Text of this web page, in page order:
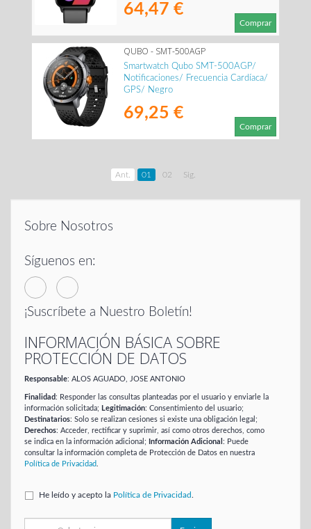
64,47 €
Comprar
QUBO - SMT-500AGP
Smartwatch Qubo SMT-500AGP/
Notificaciones/ Frecuencia Cardíaca/
GPS/ Negro
69,25 €
Comprar
Ant. 01 02 Sig.
Sobre Nosotros
Síguenos en:
¡Suscríbete a Nuestro Boletín!
INFORMACIÓN BÁSICA SOBRE
PROTECCIÓN DE DATOS
Responsable: ALOS AGUADO, JOSE ANTONIO
Finalidad: Responder las consultas planteadas por el usuario y enviarle la
información solicitada; Legitimación: Consentimiento del usuario;
Destinatarios: Solo se realizan cesiones si existe una obligación legal;
Derechos: Acceder, rectificar y suprimir, así como otros derechos, como
se indica en la información adicional;
Información Adicional : Puede
consultar la información completa de Protección de Datos en nuestra
Política de Privacidad
He leído y acepto la Política de Privacidad